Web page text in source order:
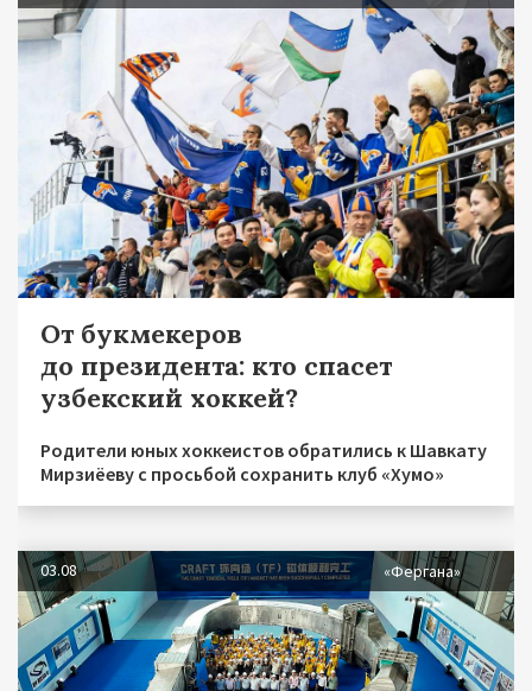
От букмекеров
до президента: кто спасет
узбекский хоккей?
Родители юных хоккеистов обратились к Шавкату
Мирзиёеву с просьбой сохранить клуб «Хумо»
03.08 «Фергана»